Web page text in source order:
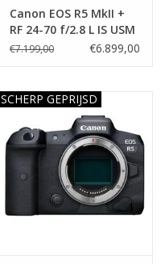
Canon EOS R5 MkII +
RF 24-70 f/2.8 L IS USM
€7.199,00 €6.899,00
SCHERP GEPRIJSD